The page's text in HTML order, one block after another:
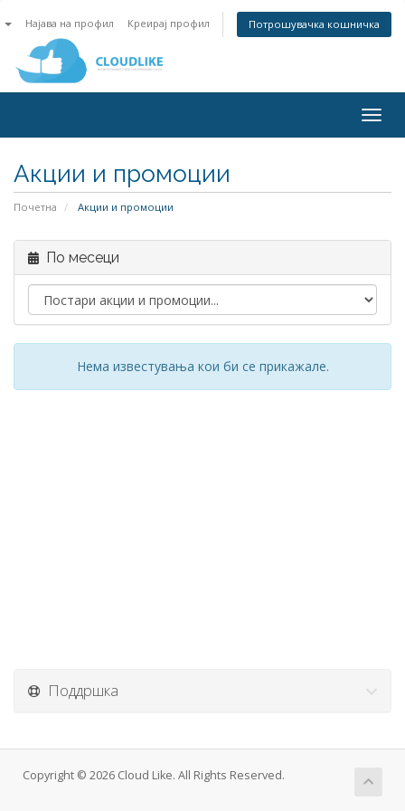
Најава на профил Креирај профил Потрошувачка кошничка
Акции и промоции
Почетна Акции и промоции
По месеци
Нема известувања кои би се прикажале.
Поддршка
Copyright © 2026 Cloud Like. All Rights Reserved.